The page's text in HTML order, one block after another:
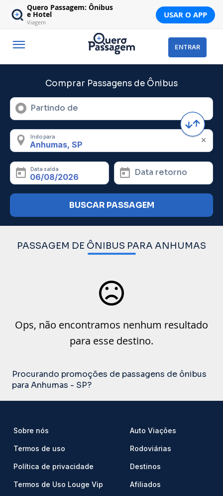
Quero Passagem: Ônibus
e Hotel
Viagem
USAR O APP
ENTRAR
Comprar Passagens de Ônibus
Partindo de
Indo para
Data saída Data retorno
BUSCAR PASSAGEM
PASSAGEM DE ÔNIBUS PARA ANHUMAS
Ops, não encontramos nenhum resultado
para esse destino.
Procurando promoções de passagens de ônibus
para Anhumas - SP?
Sobre nós
Termos de uso
Política de privacidade
Termos de Uso Louge Vip
Auto Viações
Rodoviárias
Destinos
Afiliados